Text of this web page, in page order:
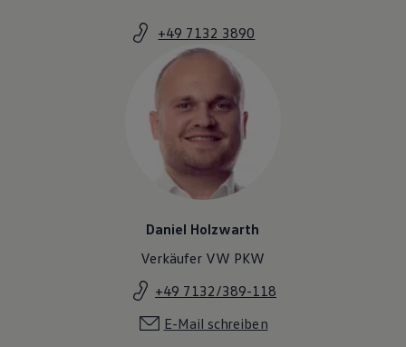
+49 7132 3890
Daniel Holzwarth
Verkäufer VW PKW
+49 7132/389-118
E-Mail schreiben